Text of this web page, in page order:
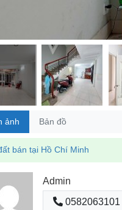
ảnh Bản đồ
bán tại Hồ Chí Minh
Admin
0582063101